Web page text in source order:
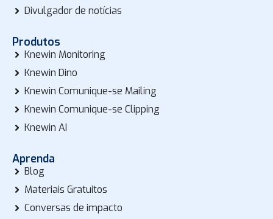
Divulgador de notícias
Produtos
Knewin Monitoring
Knewin Dino
Knewin Comunique-se Mailing
Knewin Comunique-se Clipping
Knewin AI
Aprenda
Blog
Materiais Gratuitos
Conversas de impacto